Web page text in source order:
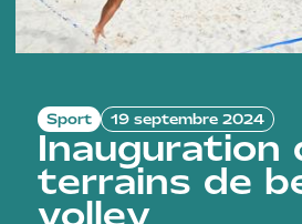
Sport 19 septembre 2024
Inauguration
terrains de